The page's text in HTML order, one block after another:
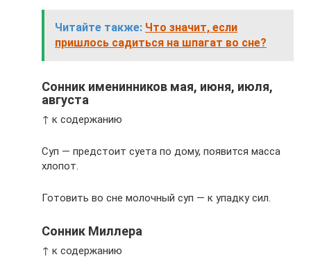
Читайте также: Что значит, если
пришлось садиться на шпагат во сне?
Сонник именинников мая, июня, июля,
августа
↑ к содержанию
Суп — предстоит суета по дому, появится масса
хлопот.
Готовить во сне молочный суп — к упадку сил.
Сонник Миллера
↑ к содержанию